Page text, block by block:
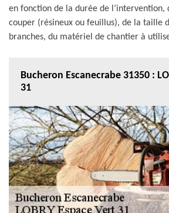
en fonction de la durée de l’intervention,
couper (résineux ou feuillus), de la taille
branches, du matériel de chantier à
Bucheron Escanecrabe 31350 :
31